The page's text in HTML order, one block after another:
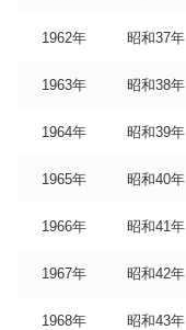
1962年 昭和37年
1963年 昭和38年
1964年 昭和39年
1965年 昭和40年
1966年 昭和41年
1967年 昭和42年
1968年 昭和43年